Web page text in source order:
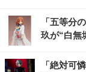
「五等分
玖が“白無
「絶対可